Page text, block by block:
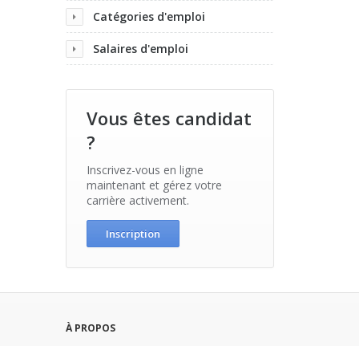
Catégories d'emploi
Salaires d'emploi
Vous êtes candidat
?
Inscrivez-vous en ligne
maintenant et gérez votre
carrière activement.
Inscription
À PROPOS